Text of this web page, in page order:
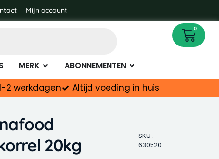
Mijn account
MERK Open MerkABONNEMENTEN Open Abonnementen
0
Cart
2 werkdagen Altijd voeding in huis
20kg
SKU :
630520
20kg
quantity